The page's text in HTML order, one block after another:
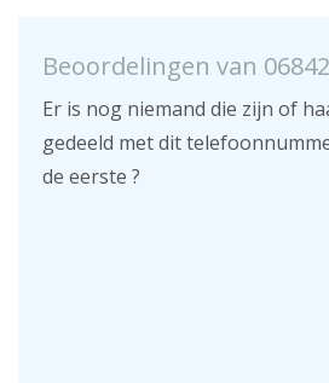
Beoordelingen van
Er is nog niemand die zijn of
gedeeld met dit
de eerste ?